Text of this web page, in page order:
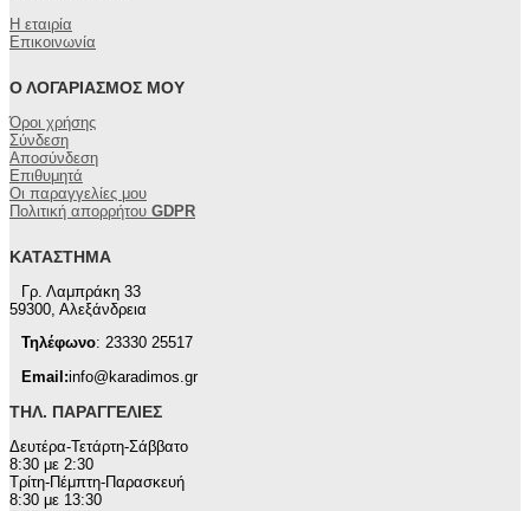
Η εταιρία
Επικοινωνία
Ο ΛΟΓΑΡΙΑΣΜΌΣ ΜΟΥ
Όροι χρήσης
Σύνδεση
Αποσύνδεση
Επιθυμητά
Οι παραγγελίες μου
Πολιτική απορρήτου GDPR
ΚΑΤΆΣΤΗΜΑ
Γρ. Λαμπράκη 33
59300, Αλεξάνδρεια
Τηλέφωνο: 23330 25517
Email:info@karadimos.gr
ΤΗΛ. ΠΑΡΑΓΓΕΛΊΕΣ
Δευτέρα-Τετάρτη-Σάββατο
8:30 με 2:30
Τρίτη-Πέμπτη-Παρασκευή
8:30 με 13:30